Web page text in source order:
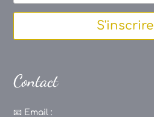
S'inscrire
Contact
📧 Email :